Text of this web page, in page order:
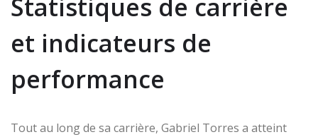
Statistiques de carrière
et indicateurs de
performance
Tout au long de sa carrière, Gabriel Torres a atteint